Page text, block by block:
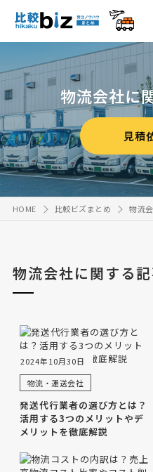
物流会社に
見積
HOME 比較ビズまとめ 物流
物流会社に関する
2024年10月30日
物流・運送会社
発送代行業者の選び方とは？
活用する3つのメリットやデ
メリットを徹底解説